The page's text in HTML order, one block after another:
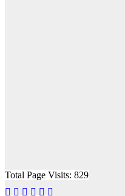
Total Page Visits: 829